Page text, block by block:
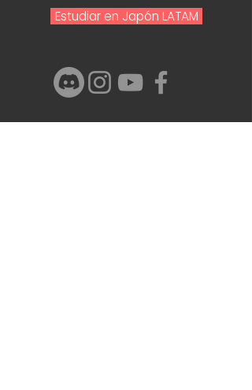
Estudiar en Japón LATAM